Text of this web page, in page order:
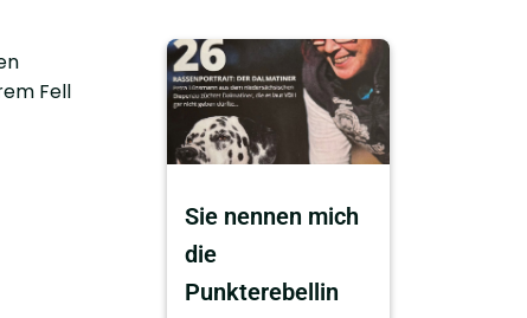
Fell
Sie nennen mich
die
Punkterebellin